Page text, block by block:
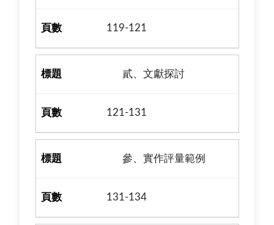
119-121
貳、文獻探討
121-131
參、實作評量範例
131-134